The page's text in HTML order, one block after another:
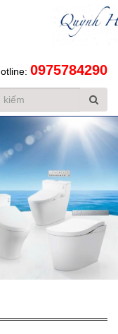
TẠI HÀ NỘI
0975784290